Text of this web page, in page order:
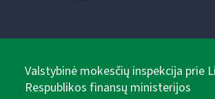
Valstybinė mokesčių inspekcija prie
Respublikos finansų ministerijos